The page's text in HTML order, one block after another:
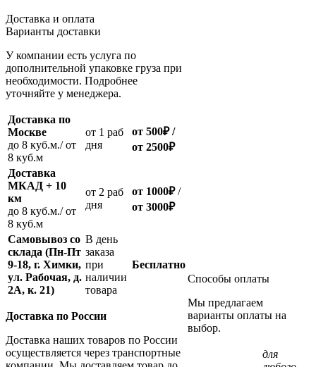
Доставка и оплата
Варианты доставки
У компании есть услуга по
дополнительной упаковке груза при
необходимости. Подробнее
уточняйте у менеджера.
Доставка по
Москве
до 8 куб.м./ от
8 куб.м
oт 1 раб
дня
от 500₽/
от 2500₽
Доставка
МКАД + 10
км
до 8 куб.м./ от
8 куб.м
oт 2 раб
дня
от 1000₽/
от 3000₽
Самовывоз со
склада (Пн-Пт
9-18, г. Химки,
ул. Рабочая, д.
2А, к. 21)
В день
заказа
при
наличии
товара
Бесплатно
Доставка по России
Доставка наших товаров по России
осуществляется через транспортные
Способы оплаты
Мы предлагаем
варианты оплаты на
выбор.
для